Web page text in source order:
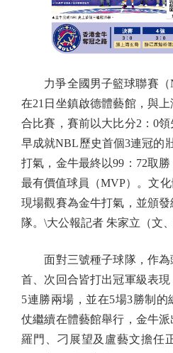
力爭全國男子籃球聯賽（
在21日坐鎮啟德體藝館，與
合比賽，賽前以大比分2：0
早成就NBL歷史首個3連冠的
打氣，金牛最終以99：72取
最有價值球員（MVP）。文
現場觀賽為金牛打氣，並頒
隊。\大公報記者 朱家立（文、
面對三號種子球隊，作為
首、次回合皆打出冠軍級表現
5連勝兩場，並在5場3勝制
仗繼續在體藝館舉行，金牛
羅門、刁展望及盧藝文擔任